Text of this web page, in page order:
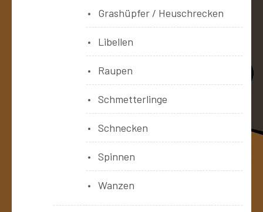
Grashüpfer / Heuschrecken
Libellen
Raupen
Schmetterlinge
Schnecken
Spinnen
Wanzen